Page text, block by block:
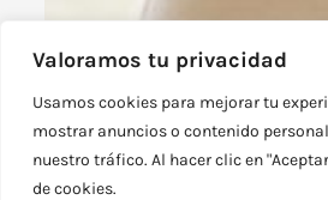
Valoramos tu privacidad
Usamos cookies para mejorar tu
mostrar anuncios o contenido
nuestro tráfico. Al hacer clic en
de cookies.